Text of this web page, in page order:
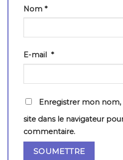
Nom *
E-mail *
Enregistrer mon
site dans le navigateur
commentaire.